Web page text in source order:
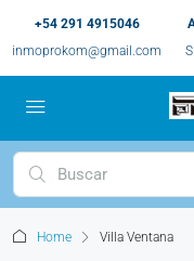
+54 291 4915046
inmoprokom@gmail.com
Home Villa Ventana